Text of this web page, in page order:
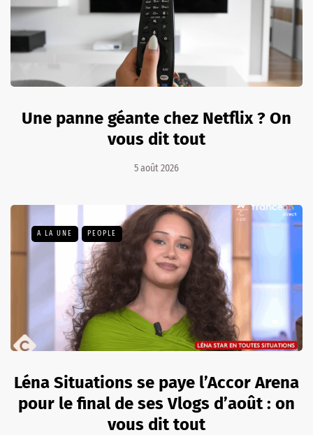
Une panne géante chez Netflix ? On
vous dit tout
5 août 2026
A LA UNE PEOPLE
Léna Situations se paye l’Accor Arena
pour le final de ses Vlogs d’août : on
vous dit tout